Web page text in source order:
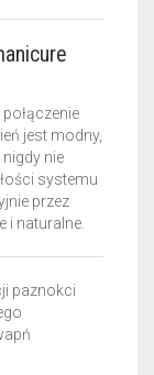
jest modny,
nie
systemu
przez
i naturalne.
paznokci